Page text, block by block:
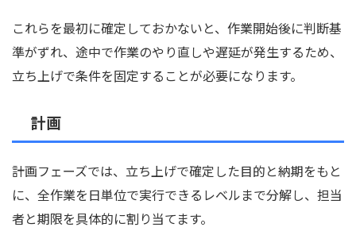
これらを最初に確定しておかないと、作業開始後に判断基
準がずれ、途中で作業のやり直しや遅延が発生するため、
立ち上げで条件を固定することが必要になります。
計画
計画フェーズでは、立ち上げで確定した目的と納期をもと
に、全作業を日単位で実行できるレベルまで分解し、担当
者と期限を具体的に割り当てます。